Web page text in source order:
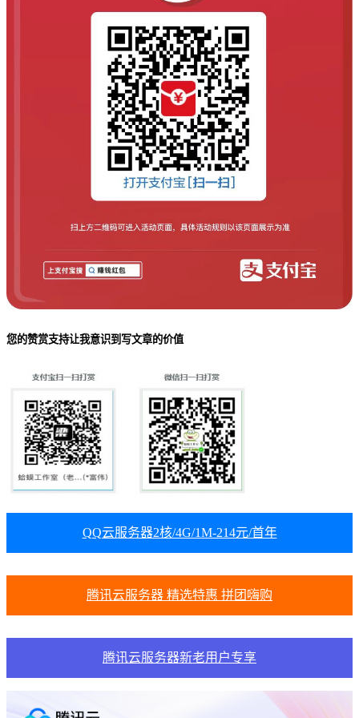
您的赞赏支持让我意识到写文章的价值
QQ云服务器2核/4G/1M-214元/首年
腾讯云服务器 精选特惠 拼团嗨购
腾讯云服务器新老用户专享